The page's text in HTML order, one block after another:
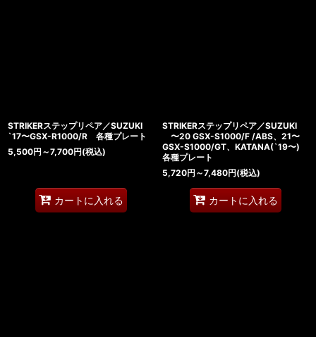
STRIKERステップリペア／SUZUKI
`17〜GSX-R1000/R 各種プレート
5,500円 ～7,700円(税込)
カートに入れる
STRIKERステップリペア／SUZUKI
〜20 GSX-S1000/F /ABS、21〜
GSX-S1000/GT、KATANA(`19〜)
各種プレート
5,720円 ～7,480円(税込)
カートに入れる